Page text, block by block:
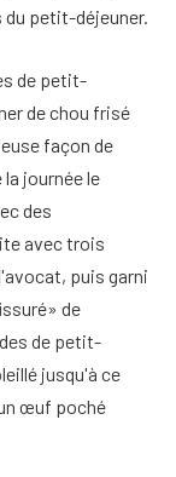
petit-déjeuner.
de petit-
de chou frisé
façon de
journée le
des
avec trois
puis garni
de
de petit-
jusqu'à ce
œuf poché